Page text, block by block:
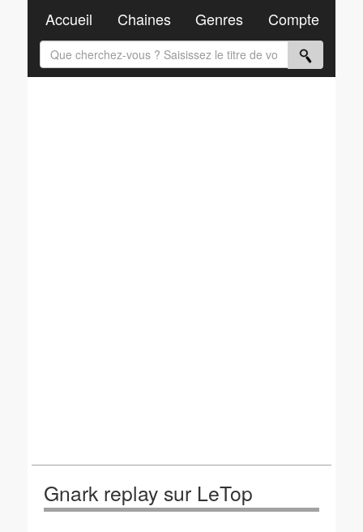
Gnark replay sur LeTop
Accueil Chaines Genres Compte